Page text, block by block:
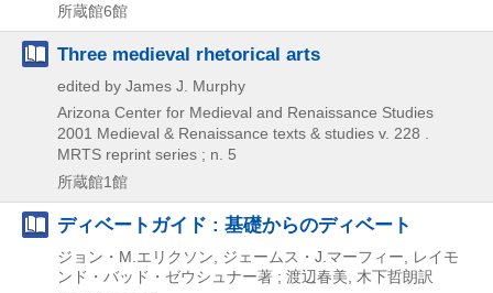
所蔵館6館
Three medieval rhetorical arts
edited by James J. Murphy
Arizona Center for Medieval and Renaissance Studies
2001 Medieval & Renaissance texts & studies v. 228 .
MRTS reprint series ; n. 5
所蔵館1館
ディベートガイド : 基礎からのディベート
ジョン・M.エリクソン, ジェームス・J.マーフィー, レイモ
ンド・バッド・ゼウシュナー著 ; 渡辺春美, 木下哲朗訳